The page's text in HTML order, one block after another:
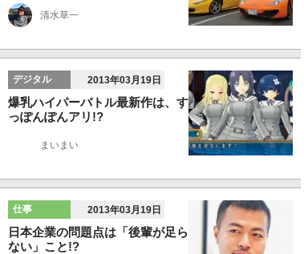
清水草一
デジタル 2013年03月19日
爆乳ハイパーバトル最新作は、す
っぽんぽんアリ!?
まいまい
仕事 2013年03月19日
日本企業の問題点は「後輩が足ら
ない」こと!?